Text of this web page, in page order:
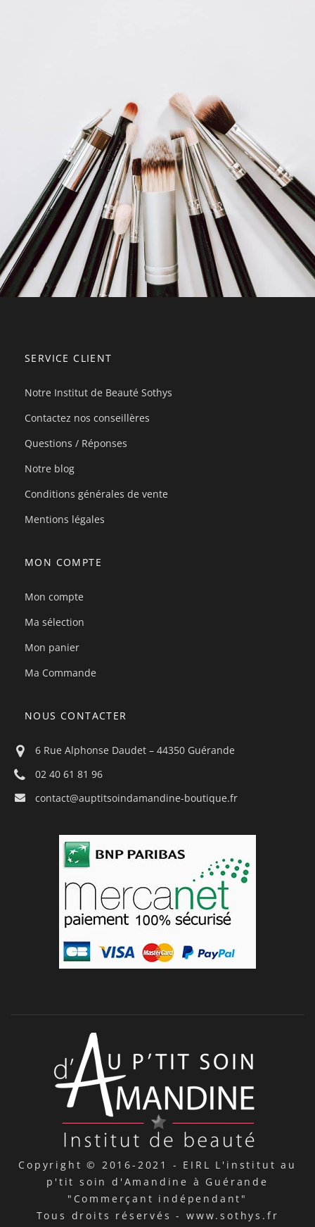
SERVICE CLIENT
Notre Institut de Beauté Sothys
Contactez nos conseillères
Questions / Réponses
Notre blog
Conditions générales de vente
Mentions légales
MON COMPTE
Mon compte
Ma sélection
Mon panier
Ma Commande
NOUS CONTACTER
6 Rue Alphonse Daudet – 44350 Guérande
02 40 61 81 96
contact@auptitsoindamandine-boutique.fr
Copyright © 2016-2021 - EIRL L'institut au
p'tit soin d'Amandine à Guérande
"Commerçant indépendant"
Tous droits réservés - www.sothys.fr